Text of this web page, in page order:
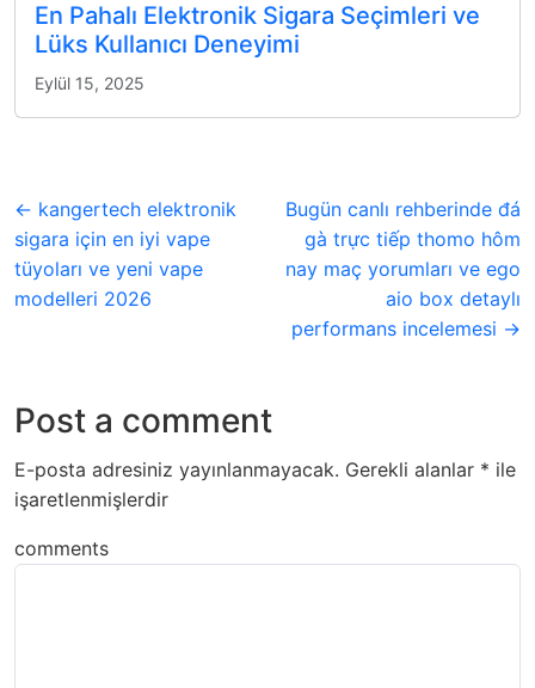
En Pahalı Elektronik Sigara Seçimleri ve
Lüks Kullanıcı Deneyimi
Eylül 15, 2025
← kangertech elektronik
sigara için en iyi vape
tüyoları ve yeni vape
modelleri 2026
Bugün canlı rehberinde đá
gà trực tiếp thomo hôm
nay maç yorumları ve ego
aio box detaylı
performans incelemesi →
Post a comment
E-posta adresiniz yayınlanmayacak. Gerekli alanlar * ile
işaretlenmişlerdir
comments